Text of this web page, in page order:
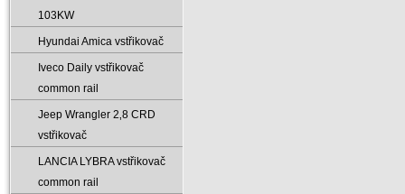
103KW
Hyundai Amica vstřikovač
Iveco Daily vstřikovač
common rail
Jeep Wrangler 2‚8 CRD
vstřikovač
LANCIA LYBRA vstřikovač
common rail